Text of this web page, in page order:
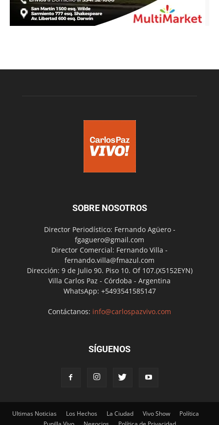
SOBRE NOSOTROS
Director Periodístico: Fernando Agüero -
fgaguero@gmail.com
Director Comercial: Fernando Villa -
fernando.villa@fmazul.com
Dirección: 9 de Julio 90. Piso 10. Of 107.(X5152EYN)
Villa Carlos Paz - Córdoba - Argentina
WhatsApp: +5493541585147
Contáctanos: info@carlospazvivo.com
SÍGUENOS
Ultimas Noticias Los Hechos La Ciudad Vivo Show
Política